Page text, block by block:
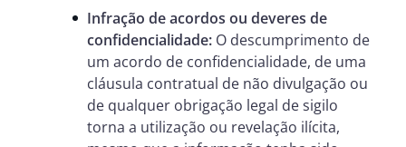
Infração de acordos ou deveres de
confidencialidade: O descumprimento de
um acordo de confidencialidade, de uma
cláusula contratual de não divulgação ou
de qualquer obrigação legal de sigilo
torna a utilização ou revelação ilícita,